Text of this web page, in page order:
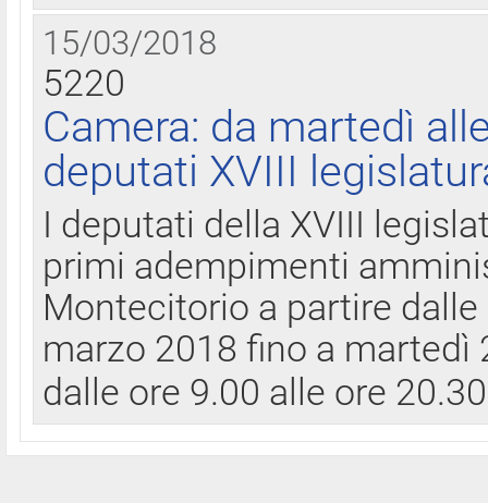
15/03/2018
5220
Camera: da martedì
deputati XVIII
I deputati della XVIII
primi adempimenti
Montecitorio a partire
marzo 2018 fino a
dalle ore 9.00 alle ore